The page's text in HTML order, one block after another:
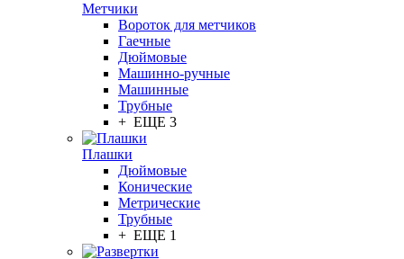
Метчики
Вороток для метчиков
Гаечные
Дюймовые
Машинно-ручные
Машинные
Трубные
+ ЕЩЕ 3
Плашки
Дюймовые
Конические
Метрические
Трубные
+ ЕЩЕ 1